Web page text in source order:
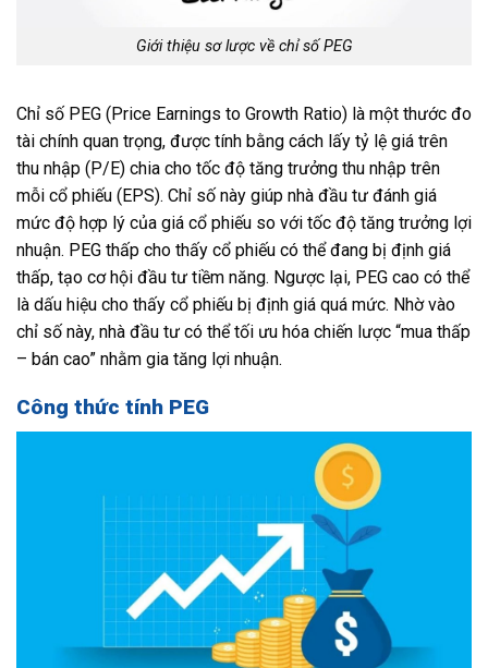
Giới thiệu sơ lược về chỉ số PEG
Chỉ số PEG (Price Earnings to Growth Ratio) là một thước đo
tài chính quan trọng, được tính bằng cách lấy tỷ lệ giá trên
thu nhập (P/E) chia cho tốc độ tăng trưởng thu nhập trên
mỗi cổ phiếu (EPS). Chỉ số này giúp nhà đầu tư đánh giá
mức độ hợp lý của giá cổ phiếu so với tốc độ tăng trưởng lợi
nhuận. PEG thấp cho thấy cổ phiếu có thể đang bị định giá
thấp, tạo cơ hội đầu tư tiềm năng. Ngược lại, PEG cao có thể
là dấu hiệu cho thấy cổ phiếu bị định giá quá mức. Nhờ vào
chỉ số này, nhà đầu tư có thể tối ưu hóa chiến lược “mua thấp
– bán cao” nhằm gia tăng lợi nhuận.
Công thức tính PEG